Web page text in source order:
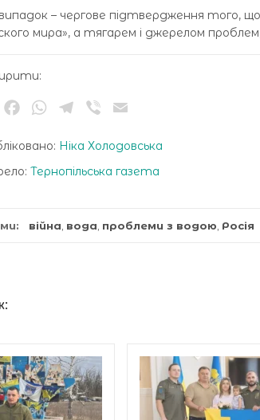
– чергове підтвердження того,
мира», а тягарем і джерелом
TwitterFacebookWhatsApp
Telegram
Viber
Ніка Холодовська
Тернопільська газета
війна вода проблеми з водою Росія